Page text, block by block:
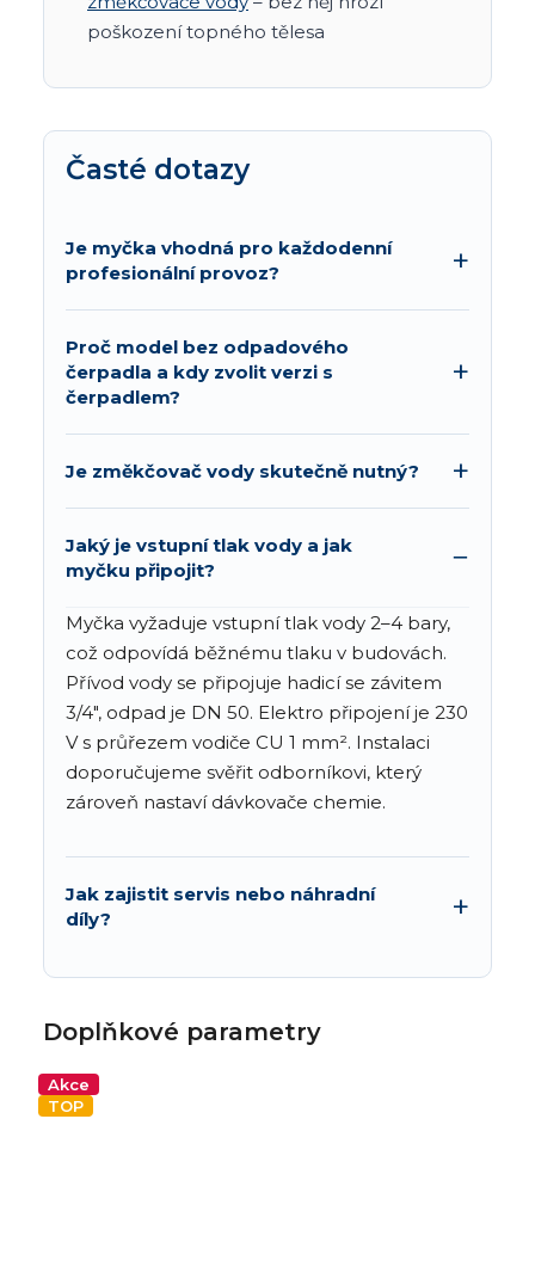
poškození topného tělesa
Časté dotazy
Je myčka vhodná pro každodenní
profesionální provoz?
Proč model bez odpadového
čerpadla a kdy zvolit verzi s
čerpadlem?
Je změkčovač vody skutečně nutný?
Jaký je vstupní tlak vody a jak
myčku připojit?
Myčka vyžaduje vstupní tlak vody 2–4 bary,
což odpovídá běžnému tlaku v budovách.
Přívod vody se připojuje hadicí se závitem
3/4", odpad je DN 50. Elektro připojení je 230
V s průřezem vodiče CU 1 mm². Instalaci
doporučujeme svěřit odborníkovi, který
zároveň nastaví dávkovače chemie.
Jak zajistit servis nebo náhradní
díly?
Doplňkové parametry
Akce
TOP